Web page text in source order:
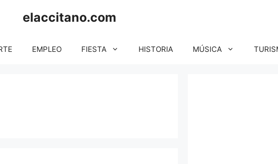
elaccitano.com
EMPLEO FIESTA HISTORIA MÚSICA